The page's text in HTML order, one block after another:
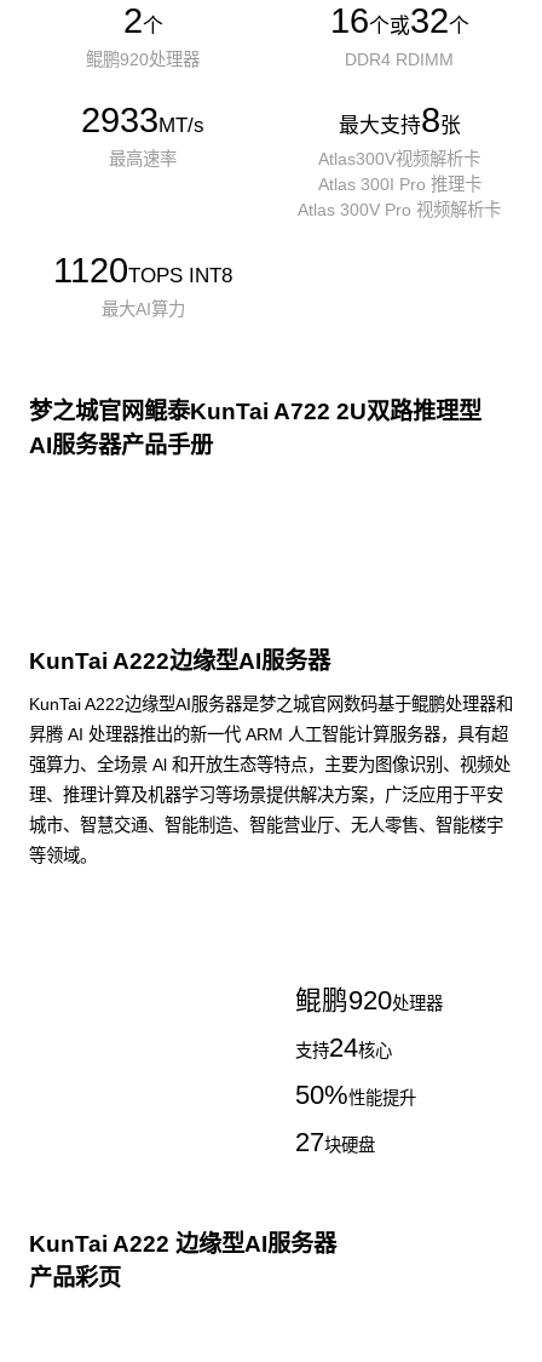
2个
鲲鹏920处理器
16个或32个
DDR4 RDIMM
2933MT/s
最高速率
最大支持8张
Atlas300V视频解析卡
Atlas 300I Pro 推理卡
Atlas 300V Pro 视频解析卡
1120TOPS INT8
最大AI算力
梦之城官网鲲泰KunTai A722 2U双路推理型
AI服务器产品手册
KunTai A222边缘型AI服务器
KunTai A222边缘型AI服务器是梦之城官网数码基于鲲鹏处理器和
昇腾 AI 处理器推出的新一代 ARM 人工智能计算服务器，具有超
强算力、全场景 Al 和开放生态等特点，主要为图像识别、视频处
理、推理计算及机器学习等场景提供解决方案，广泛应用于平安
城市、智慧交通、智能制造、智能营业厅、无人零售、智能楼宇
等领域。
鲲鹏920处理器
支持24核心
50%性能提升
27块硬盘
KunTai A222 边缘型AI服务器
产品彩页